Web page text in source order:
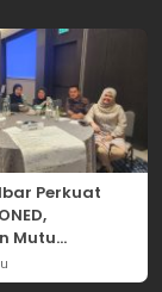
Perkuat
Mutu
dan Bayi